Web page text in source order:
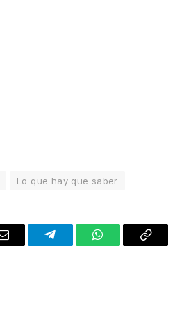
Lo que hay que saber
Email TelegramWhatsAppCopy